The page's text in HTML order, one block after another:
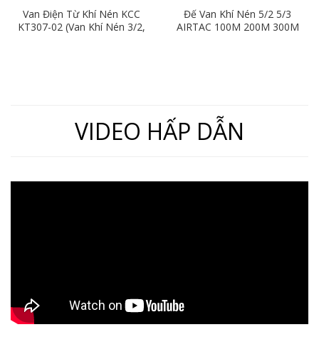
Van Điện Từ Khí Nén KCC
KT307-02 (Van Khí Nén 3/2,
Đế Van Khí Nén 5/2 5/3
AIRTAC 100M 200M 300M
VIDEO HẤP DẪN